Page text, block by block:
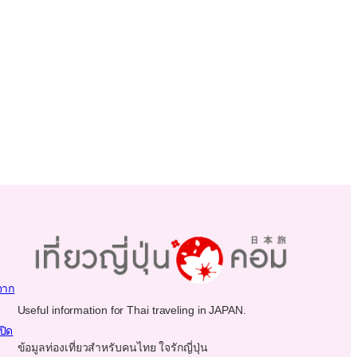
ก
ด
Useful information for Thai traveling in JAPAN.
ข้อมูลท่องเที่ยวสำหรับคนไทย ใจรักญี่ปุ่น